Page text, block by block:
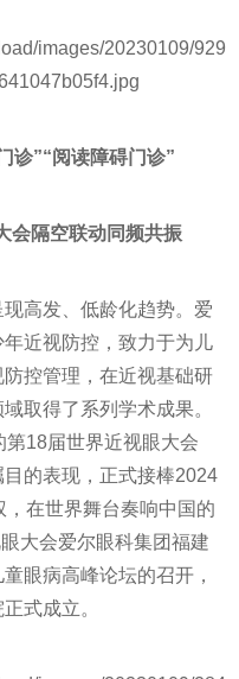
诊”“阅读障碍门诊”
会隔空联动同频共振
现高发、低龄化趋势。爱
年近视防控，致力于为儿
防控管理，在近视基础研
取得了系列学术成果。
第18届世界近视眼大会
目的表现，正式接棒2024
在世界舞台奏响中国的
大会爱尔眼科集团福建
眼病高峰论坛的召开，
式成立。